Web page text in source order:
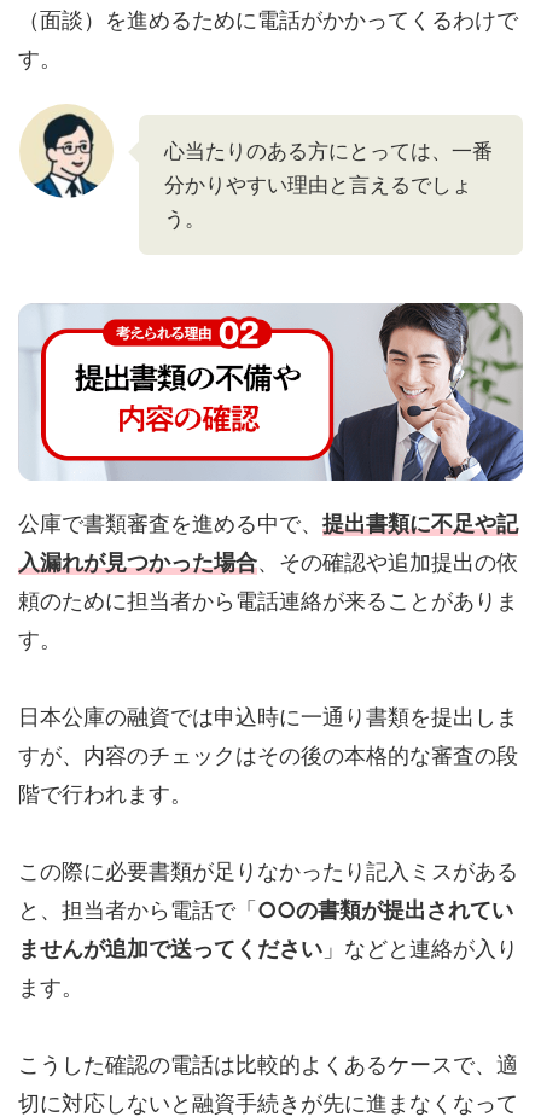
（面談）を進めるために電話がかかってくるわけで
す。
心当たりのある方にとっては、一番
分かりやすい理由と言えるでしょ
う。
公庫で書類審査を進める中で、 提出書類に不足や記
入漏れが見つかった場合、その確認や追加提出の依
頼のために担当者から電話連絡が来ることがありま
す。
日本公庫の融資では申込時に一通り書類を提出しま
すが、内容のチェックはその後の本格的な審査の段
階で行われます。
この際に必要書類が足りなかったり記入ミスがある
と、担当者から電話で「 ○○の書類が提出されてい
ませんが追加で送ってください 」などと連絡が入り
ます。
こうした確認の電話は比較的よくあるケースで、適
切に対応しないと融資手続きが先に進まなくなって